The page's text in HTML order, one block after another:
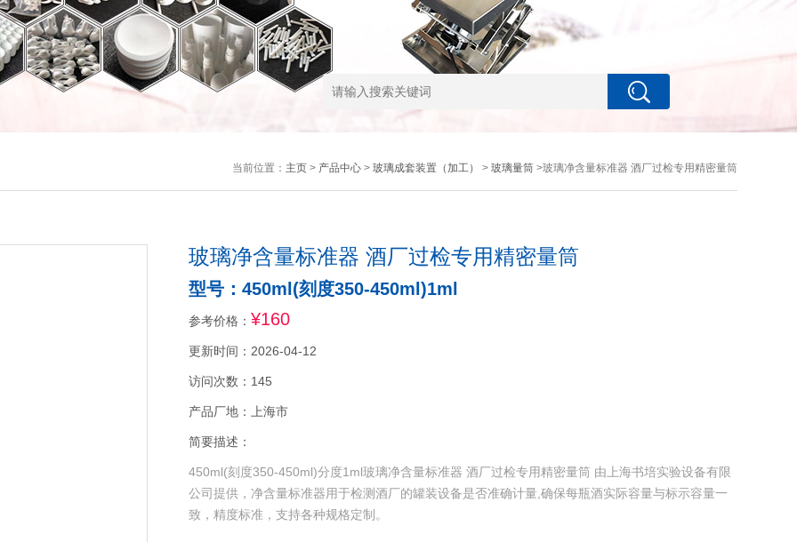
当前位置： 主页> 产品中心> 玻璃成套装置（加工） > 玻璃量筒>玻璃净含量标准器 酒厂过检专用精密量筒
玻璃净含量标准器 酒厂过检专用精密量筒
型号：450ml(刻度350-450ml)1ml
参考价格： ¥160
更新时间：2026-04-12
访问次数：145
产品厂地：上海市
简要描述：
450ml(刻度350-450ml)分度1ml玻璃净含量标准器 酒厂过检专用精密量筒 由上海书培实验设备有限
公司提供，净含量标准器用于检测酒厂的罐装设备是否准确计量,确保每瓶酒实际容量与标示容量一
致，精度标准，支持各种规格定制。